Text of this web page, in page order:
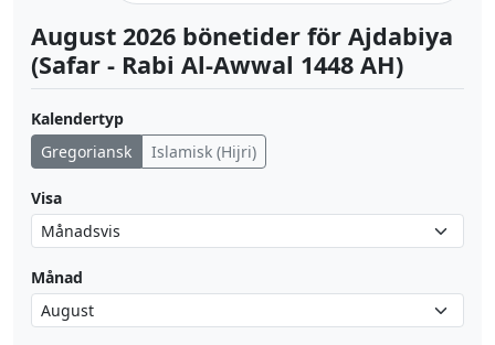
August 2026 bönetider för Ajdabiya
(Safar - Rabi Al-Awwal 1448 AH)
Kalendertyp
Gregoriansk
Islamisk (Hijri)
Visa
Månad